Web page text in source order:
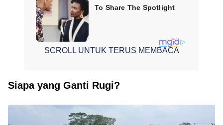
SCROLL UNTUK TERUS MEMBACA
Siapa yang Ganti Rugi?